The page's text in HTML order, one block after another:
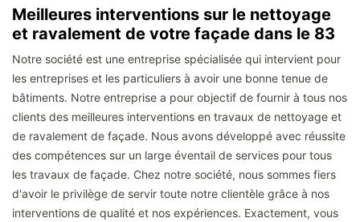
Meilleures interventions sur le nettoyage
et ravalement de votre façade dans le 83
Notre société est une entreprise spécialisée qui intervient pour
les entreprises et les particuliers à avoir une bonne tenue de
bâtiments. Notre entreprise a pour objectif de fournir à tous nos
clients des meilleures interventions en travaux de nettoyage et
de ravalement de façade. Nous avons développé avec réussite
des compétences sur un large éventail de services pour tous
les travaux de façade. Chez notre société, nous sommes fiers
d'avoir le privilège de servir toute notre clientèle grâce à nos
interventions de qualité et nos expériences. Exactement, vous